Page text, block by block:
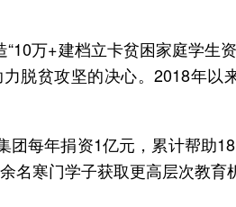
万+建档立卡贫困家庭学生
脱贫攻坚的决心。2018年以
每年捐资1亿元，累计帮助
寒门学子获取更高层次教育